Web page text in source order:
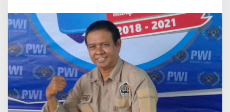
t
w
a
n
R
e
m